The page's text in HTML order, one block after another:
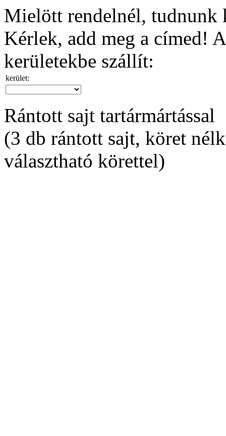
Mielött rendelnél, tudnunk
Kérlek, add meg a címed!
kerületekbe szállít:
kerület:
Rántott sajt tartármártással
(3 db rántott sajt, köret
választható körettel)